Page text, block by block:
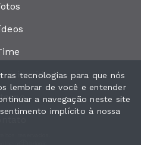
privacidade
tecnologias para que nós
lembrar de você e entender
a navegação neste site
implícito à nossa